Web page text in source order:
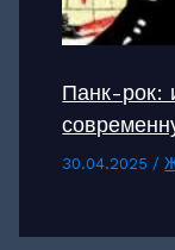
Панк-рок:
30.04.2025/